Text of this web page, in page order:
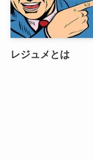
レジュメとは